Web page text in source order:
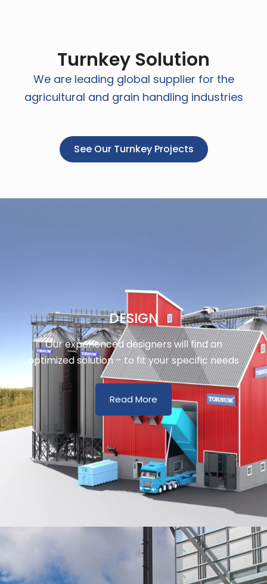
Turnkey Solution
We are leading global supplier for the
agricultural and grain handling industries
See Our Turnkey Projects
DESIGN
Our experienced designers will find an
optimized solution – to fit your specific needs
Read More